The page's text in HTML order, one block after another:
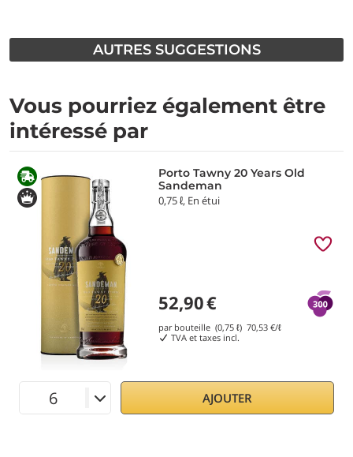
AUTRES SUGGESTIONS
Vous pourriez également être
intéressé par
Porto Tawny 20 Years Old
Sandeman
0,75 ℓ, En étui
52,90€
par bouteille (0,75 ℓ) 70,53€/ℓ
TVA et taxes incl.
AJOUTER